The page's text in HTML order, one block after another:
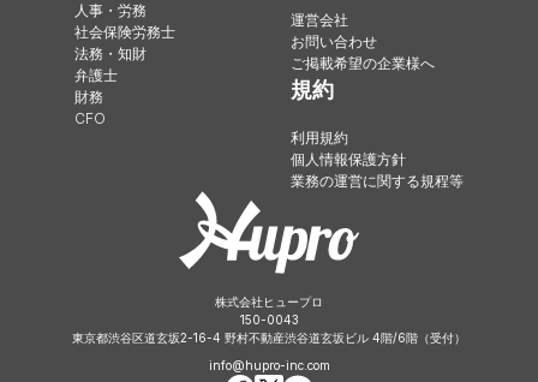
人事・労務
社会保険労務士
法務・知財
弁護士
財務
CFO
運営会社
お問い合わせ
ご掲載希望の企業様へ
規約
利用規約
個人情報保護方針
業務の運営に関する規程等
株式会社ヒュープロ
150-0043
東京都渋谷区道玄坂2-16-4 野村不動産渋谷道玄坂ビル 4階/6階（受付）
info@hupro-inc.com